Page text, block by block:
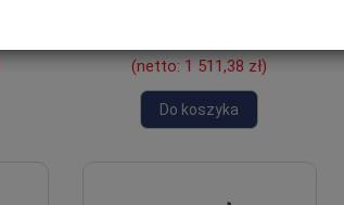
(netto: 1 511,38 zł)
Do koszyka